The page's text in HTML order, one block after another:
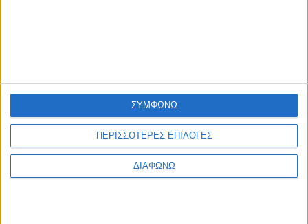
ΠΕΡΙΣΣΟΤΕΡΕΣ ΕΠΙΛΟΓΕΣ
ΔΙΑΦΩΝΩ
ΣΥΜΦΩΝΩ
ΚΑΡΙΕΡΑ
ΟΔΗΓΙΕΣ
ΦΡΟΝΤΙΔΑ ΚΟΣΜΗΜΑΤΩΝ
ΠΟΛΥΤΙΜΟΙ ΛΙΘΟΙ